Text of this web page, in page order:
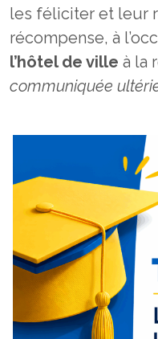
les féliciter et leur
récompense, à
l’hôtel de ville à la
communiquée